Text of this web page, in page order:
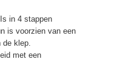
in 4 stappen
is voorzien van een
klep.
met een